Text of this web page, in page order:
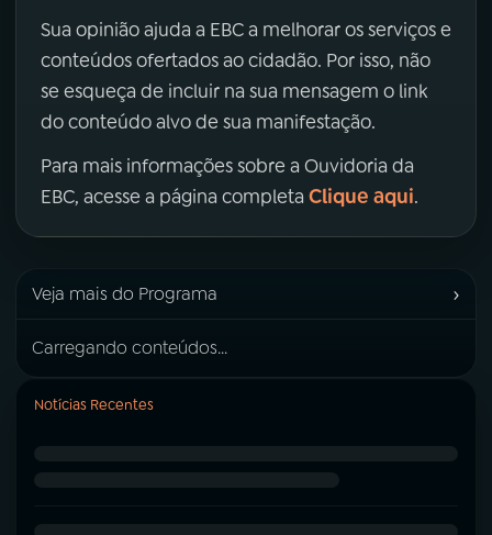
Sua opinião ajuda a EBC a melhorar os serviços e
conteúdos ofertados ao cidadão. Por isso, não
se esqueça de incluir na sua mensagem o link
do conteúdo alvo de sua manifestação.
Para mais informações sobre a Ouvidoria da
EBC, acesse a página completa Clique aqui.
Veja mais do Programa ›
Carregando conteúdos...
Notícias Recentes